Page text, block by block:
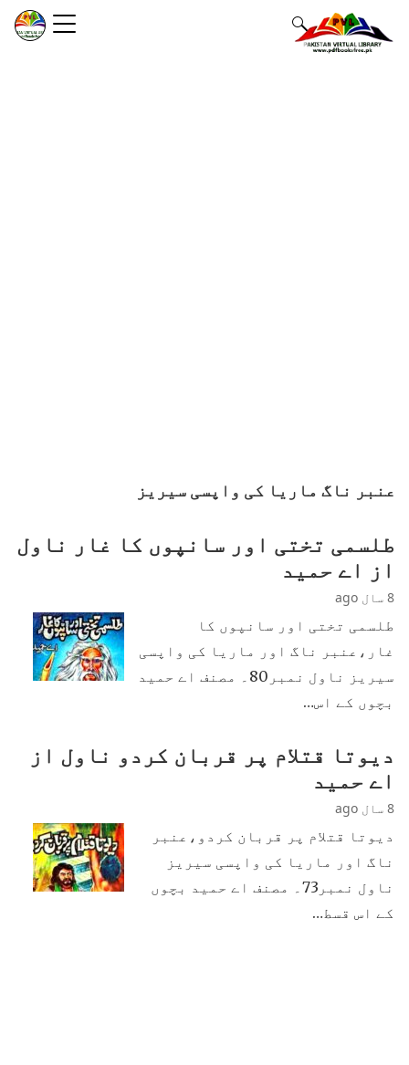
عنبر ناگ ماریا کی واپسی سیریز
طلسمی تختی اور سانپوں کا غار ناول
از اے حمید
8 سال ago
طلسمی تختی اور سانپوں کا
غار،عنبر ناگ اور ماریا کی واپسی
سیریز ناول نمبر80۔ مصنف اے حمید
بچوں کے اس…
دیوتا قتلام پر قربان کردو ناول از
اے حمید
8 سال ago
دیوتا قتلام پر قربان کردو،عنبر
ناگ اور ماریا کی واپسی سیریز
ناول نمبر73۔ مصنف اے حمید بچوں
کے اس قسط…